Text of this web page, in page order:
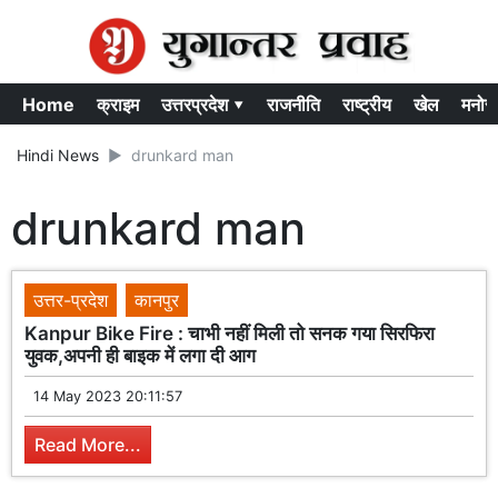
Home क्राइम उत्तरप्रदेश ▾ राजनीति राष्ट्रीय खेल
Hindi News drunkard man
drunkard man
उत्तर-प्रदेश
कानपुर
Kanpur Bike Fire : चाभी नहीं मिली तो सनक गया सिरफिरा
युवक,अपनी ही बाइक में लगा दी आग
14 May 2023 20:11:57
Read More...